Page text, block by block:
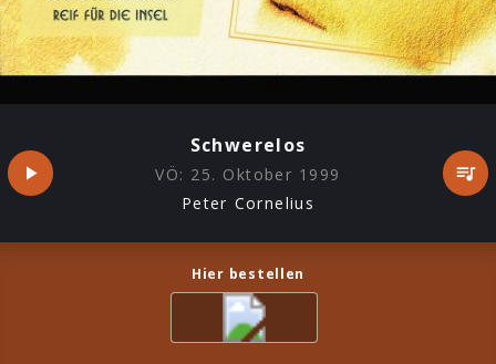
Schwerelos
VÖ: 25. Oktober 1999
Peter Cornelius
Hier bestellen